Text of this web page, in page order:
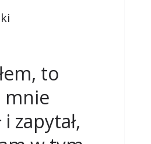
to
mnie
zapytał,